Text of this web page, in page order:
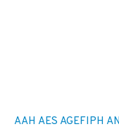
AAH AES AGEFIPH